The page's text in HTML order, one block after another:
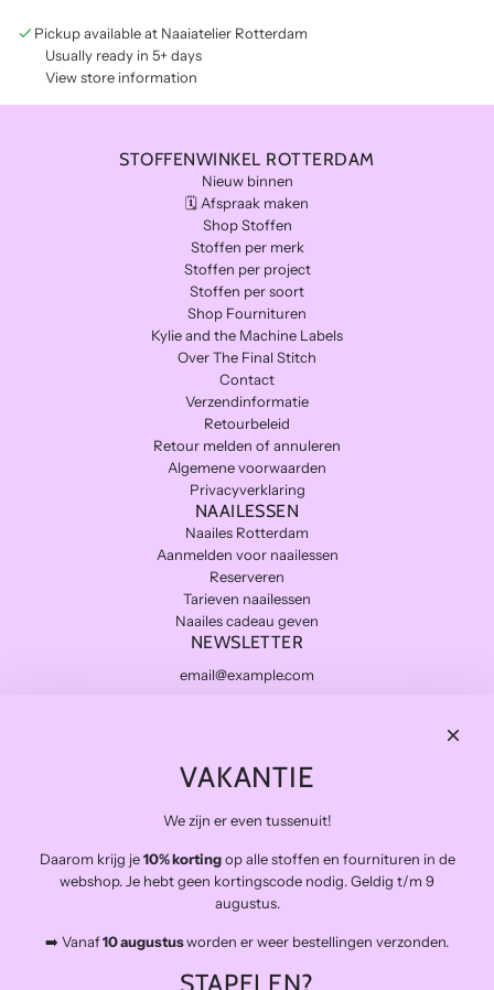
i
.
.
Pickup available at Naaiatelier Rotterdam
Usually ready in 5+ days
View store information
STOFFENWINKEL ROTTERDAM
Nieuw binnen
🗓️ Afspraak maken
Shop Stoffen
Stoffen per merk
Stoffen per project
Stoffen per soort
Shop Fournituren
Kylie and the Machine Labels
Over The Final Stitch
Contact
Verzendinformatie
Retourbeleid
Retour melden of annuleren
Algemene voorwaarden
Privacyverklaring
NAAILESSEN
Naailes Rotterdam
Aanmelden voor naailessen
Reserveren
Tarieven naailessen
Naailes cadeau geven
NEWSLETTER
Kwaliteitsstoffen die lang meegaan en zo duurzaam mogelijk.
Veilig betalen
Snelle levering
Op afspraak open voor atelierbezoek en het afhalen van
bestellingen (buiten de naailessen om)
The Final Stitch bevindt zich in 'De Kroon', een verzamelgebouw voor
VAKANTIE
We zijn er even tussenuit!
Daarom krijg je10% kortingop alle stoffen en fournituren in de
webshop. Je hebt geen kortingscode nodig. Geldig t/m 9
augustus.
➡️ Vanaf10 augustusworden er weer bestellingen verzonden.
STAPELEN?